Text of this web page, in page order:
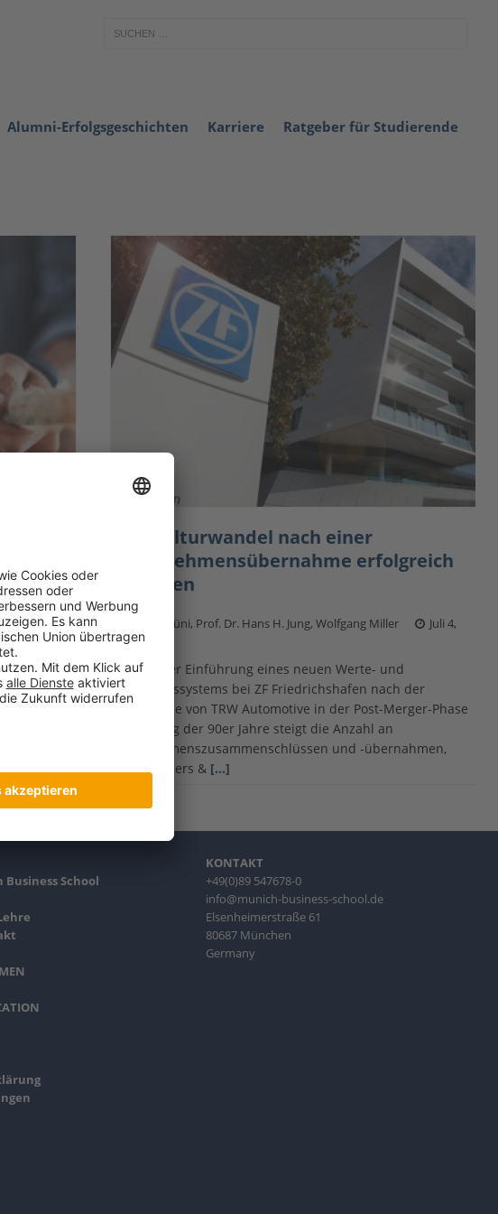
Alumni-Erfolgsgeschichten Karriere Ratgeber für Studierende
nicht
konnten
Den Kulturwandel nach einer
Unternehmensübernahme erfolgreich
bestehen
Verena Hüni, Prof. Dr. Hans H. Jung, Wolfgang Miller
Juli 4,
2017
Analyse der Einführung eines neuen Werte- und
Steuerungssystems bei ZF Friedrichshafen nach der
Übernahme von TRW Automotive in der Post-Merger-Phase
Seit Anfang der 90er Jahre steigt die Anzahl an
Unternehmenszusammenschlüssen und -übernahmen,
auch Mergers & […]
School
KONTAKT
+49(0)89 547678-0
info@munich-business-school.de
Elsenheimerstraße 61
80687 München
Germany